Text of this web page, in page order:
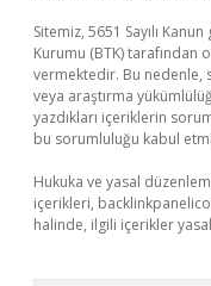
Sitemiz, 5651 Sayılı
Kurumu (BTK) tarafından
vermektedir. Bu
veya araştırma
yazdıkları içeriklerin
bu sorumluluğu kabul
Hukuka ve yasal
içerikleri,
halinde, ilgili içerikler